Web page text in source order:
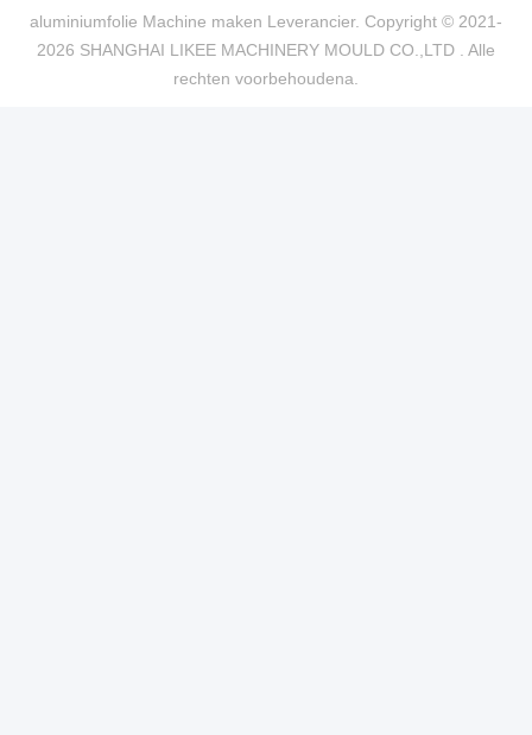
aluminiumfolie Machine maken Leverancier. Copyright © 2021-
2026 SHANGHAI LIKEE MACHINERY MOULD CO.,LTD . Alle
rechten voorbehoudena.